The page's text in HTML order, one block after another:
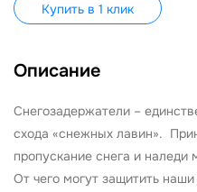
Купить в 1 клик
Описание
Снегозадержатели –
схода «снежных лавин».
пропускание снега и
От чего могут защитить